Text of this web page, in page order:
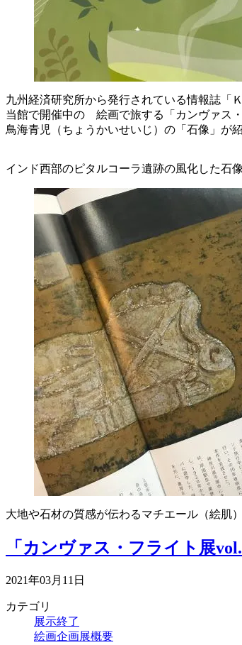
九州経済研究所から発行されている情報誌「
当館で開催中の 絵画で旅する「カンヴァス
鳥海青児（ちょうかいせいじ）の「石像」が
インド西部のピタルコーラ遺跡の風化した石
大地や石材の質感が伝わるマチエール（絵肌
「カンヴァス・フライト展
2021年03月11日
カテゴリ
展示終了
絵画企画展概要